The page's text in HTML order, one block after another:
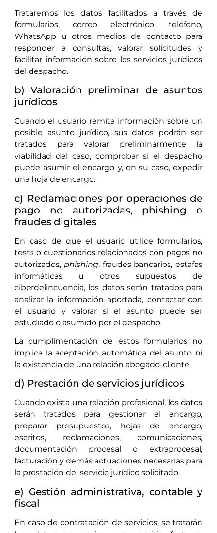
Trataremos los datos facilitados a través de
formularios, correo electrónico, teléfono,
WhatsApp u otros medios de contacto para
responder a consultas, valorar solicitudes y
facilitar información sobre los servicios jurídicos
del despacho.
b) Valoración preliminar de asuntos
jurídicos
Cuando el usuario remita información sobre un
posible asunto jurídico, sus datos podrán ser
tratados para valorar preliminarmente la
viabilidad del caso, comprobar si el despacho
puede asumir el encargo y, en su caso, expedir
una hoja de encargo.
c) Reclamaciones por operaciones de
pago no autorizadas, phishing o
fraudes digitales
En caso de que el usuario utilice formularios,
tests o cuestionarios relacionados con pagos no
autorizados, phishing, fraudes bancarios, estafas
informáticas u otros supuestos de
ciberdelincuencia, los datos serán tratados para
analizar la información aportada, contactar con
el usuario y valorar si el asunto puede ser
estudiado o asumido por el despacho.
La cumplimentación de estos formularios no
implica la aceptación automática del asunto ni
la existencia de una relación abogado-cliente.
d) Prestación de servicios jurídicos
Cuando exista una relación profesional, los datos
serán tratados para gestionar el encargo,
preparar presupuestos, hojas de encargo,
escritos, reclamaciones, comunicaciones,
documentación procesal o extraprocesal,
facturación y demás actuaciones necesarias para
la prestación del servicio jurídico solicitado.
e) Gestión administrativa, contable y
fiscal
En caso de contratación de servicios, se tratarán